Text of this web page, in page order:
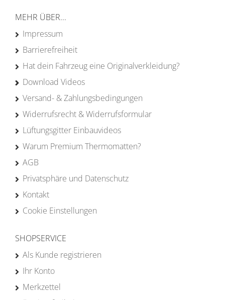
MEHR ÜBER...
Impressum
Barrierefreiheit
Hat dein Fahrzeug eine Originalverkleidung?
Download Videos
Versand- & Zahlungsbedingungen
Widerrufsrecht & Widerrufsformular
Lüftungsgitter Einbauvideos
Warum Premium Thermomatten?
AGB
Privatsphäre und Datenschutz
Kontakt
Cookie Einstellungen
SHOPSERVICE
Als Kunde registrieren
Ihr Konto
Merkzettel